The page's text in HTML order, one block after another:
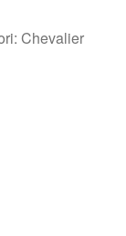
Chevalier